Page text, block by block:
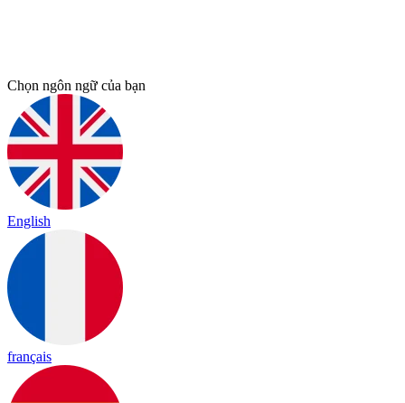
Chọn ngôn ngữ của bạn
English
français